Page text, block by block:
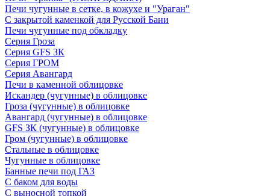
Печи чугунные в сетке, в кожухе и "Ураган"
С закрытой каменкой для Русской Бани
Печи чугунные под обкладку
Серия Гроза
Серия GFS ЗК
Серия ГРОМ
Серия Авангард
Печи в каменной облицовке
Искандер (чугунные) в облицовке
Гроза (чугунные) в облицовке
Авангард (чугунные) в облицовке
GFS ЗК (чугунные) в облицовке
Гром (чугунные) в облицовке
Стальные в облицовке
Чугунные в облицовке
Банные печи под ГАЗ
С баком для воды
С выносной топкой